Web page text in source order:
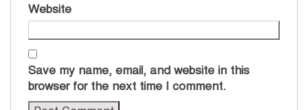
Website
Save my name, email, and website in this
browser for the next time I comment.